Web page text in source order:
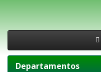
Departamentos